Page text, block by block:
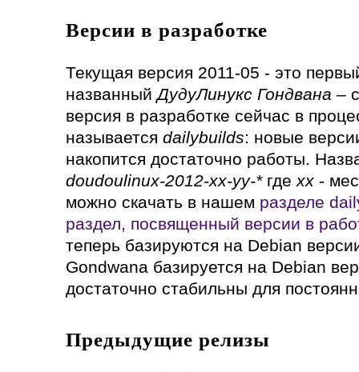
Версии в разработке
Текущая версия 2011-05 - это
названныйДудуЛинукс Гондвана –
версия в разработке сейчас в
называется dailybuilds: новые
накопится достаточно работы.
doudoulinux-2012-xx-yy-*гдеxx-
можно скачать в нашем разделе
раздел, посвященный версии в
теперь базируются на Debian
Gondwana базируется на Debian
достаточно стабильны для
Предыдущие релизы